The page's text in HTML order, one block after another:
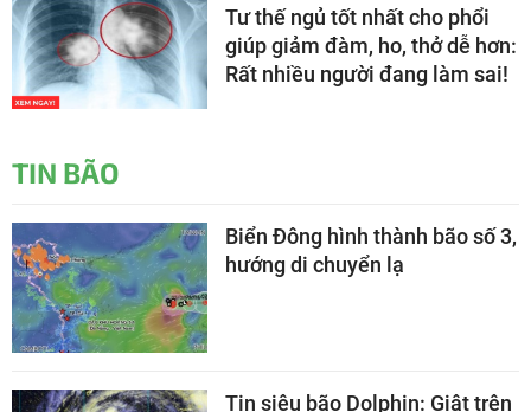
Tư thế ngủ tốt nhất cho phổi
giúp giảm đàm, ho, thở dễ hơn:
Rất nhiều người đang làm sai!
TIN BÃO
Biển Đông hình thành bão số 3,
hướng di chuyển lạ
Tin siêu bão Dolphin: Giật trên